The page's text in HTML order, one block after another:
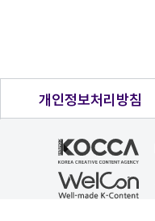
개인정보처리방침